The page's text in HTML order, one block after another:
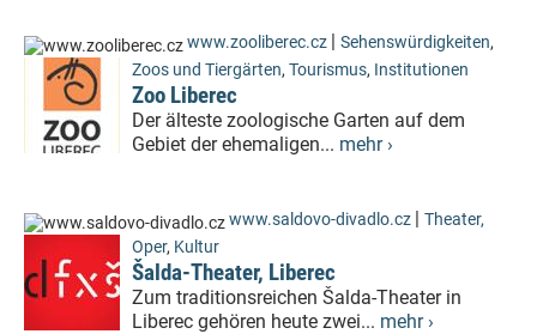
www.zooliberec.cz | Sehenswürdigkeiten,
Zoos und Tiergärten, Tourismus, Institutionen
Zoo Liberec
Der älteste zoologische Garten auf dem
Gebiet der ehemaligen... mehr ›
www.saldovo-divadlo.cz | Theater,
Oper, Kultur
Šalda-Theater, Liberec
Zum traditionsreichen Šalda-Theater in
Liberec gehören heute zwei... mehr ›